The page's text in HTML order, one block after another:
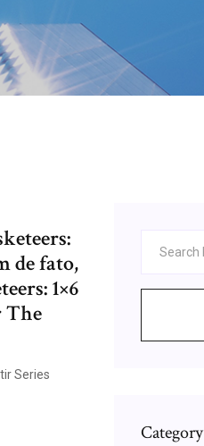
de fato,
1×6
The
Series
Category